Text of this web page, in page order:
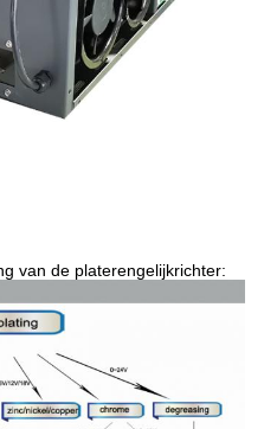
van de platerengelijkrichter: